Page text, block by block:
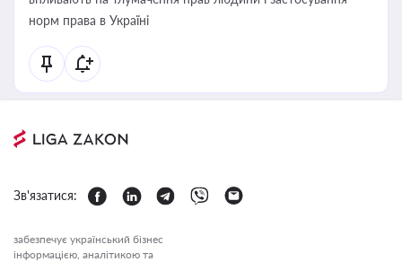
норм права в Україні
Зв'язатися:
забезпечує український бізнес
інформацією, аналітикою та